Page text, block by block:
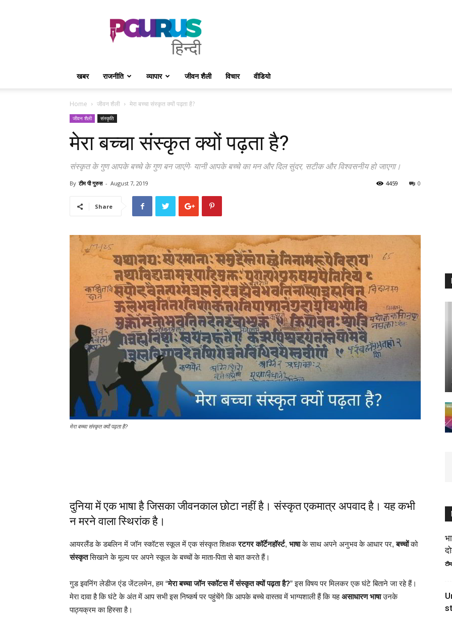
PGurus
Hindi
खबर राजनीति व्यापार जीवन शैली विचार वीडियो
Home जीवन शैली मेरा बच्चा संस्कृत क्यों पढ़ता है?
जीवन शैली संस्कृति
मेरा बच्चा संस्कृत क्यों पढ़ता है?
संस्कृत के गुण आपके बच्चे के गुण बन जाएंगे- यानी आपके बच्चे का मन और दिल सुंदर, सटीक और विश्वसनीय हो जाएगा।
By टीम पी गुरुस - August 7, 2019 0
4459
Share
मेरा बच्चा संस्कृत क्यों पढ़ता है?
दुनिया में एक भाषा है जिसका जीवनकाल छोटा नहीं है। संस्कृत एकमात्र अपवाद है। यह कभी
न मरने वाला स्थिरांक है।
आयरलैंड के डबलिन में जॉन स्कॉटस स्कूल में एक संस्कृत शिक्षकरटगर कॉर्टेनहॉर्स्ट, भाषाके साथ अपने अनुभव के आधार पर,बच्चोंको
संस्कृतसिखाने के मूल्य पर अपने स्कूल के बच्चों के माता-पिता से बात करते हैं।
गुड इवनिंग लेडीज एंड जेंटलमेन, हम “मेरा बच्चा जॉन स्कॉटस में संस्कृत क्यों पढ़ता है?” इस विषय पर मिलकर एक घंटे बिताने जा रहे हैं।
मेरा दावा है कि घंटे के अंत में आप सभी इस निष्कर्ष पर पहुंचेंगे कि आपके बच्चे वास्तव में भाग्यशाली हैं कि यहअसाधारण भाषाउनके
पाठ्यक्रम का हिस्सा है।